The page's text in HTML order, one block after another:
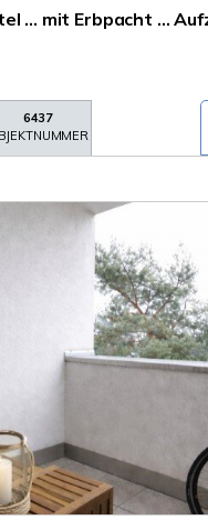
... mit Erbpacht ...
6437